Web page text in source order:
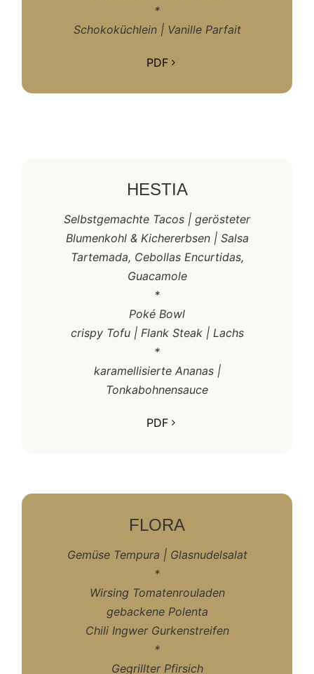
*
Schokoküchlein | Vanille Parfait
PDF
HESTIA
Selbstgemachte Tacos | gerösteter
Blumenkohl & Kichererbsen | Salsa
Tartemada, Cebollas Encurtidas,
Guacamole
*
Poké Bowl
crispy Tofu | Flank Steak | Lachs
*
karamellisierte Ananas |
Tonkabohnensauce
PDF
FLORA
Gemüse Tempura | Glasnudelsalat
*
Wirsing Tomatenrouladen
gebackene Polenta
Chili Ingwer Gurkenstreifen
*
Gegrillter Pfirsich